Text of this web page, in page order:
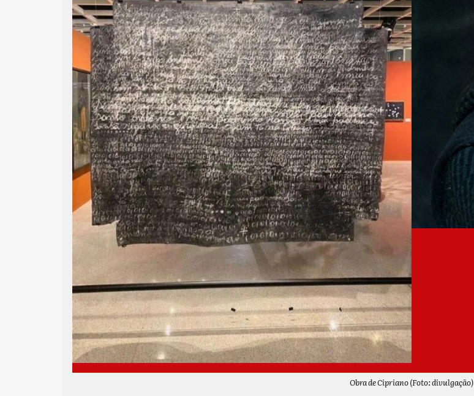
Obra de Cipriano (Foto: divulgação)